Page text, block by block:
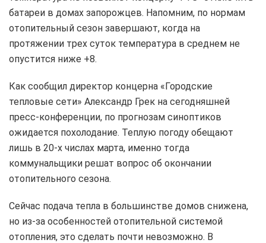
батареи в домах запорожцев. Напомним, по нормам
отопительный сезон завершают, когда на
протяжении трех суток температура в среднем не
опустится ниже +8.
Как сообщил директор концерна «Городские
тепловые сети» Александр Грек на сегодняшней
пресс-конференции, по прогнозам синоптиков
ожидается похолодание. Теплую погоду обещают
лишь в 20-х числах марта, именно тогда
коммунальщики решат вопрос об окончании
отопительного сезона.
Сейчас подача тепла в большинстве домов снижена,
но из-за особенностей отопительной системой
отопления, это сделать почти невозможно. В